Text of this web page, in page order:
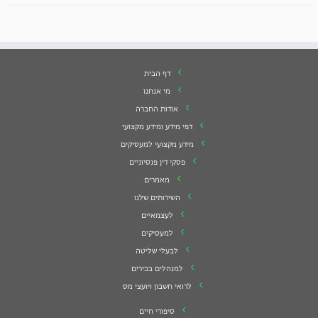
דף הבית
מי אנחנו
אודות החברה
דפי מידע ומידע מקצועי
מידע מקצועי למעסיקים
פסקי דין פנסיוניים
מאמרים
השירותים שלנו
לעצמאיים
למעסיקים
לבעלי שליטה
למנהלים בכירים
לרואי חשבון ויועצי מס
סיפורי חיים